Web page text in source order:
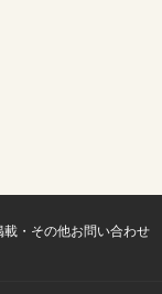
・その他お問い合わせ